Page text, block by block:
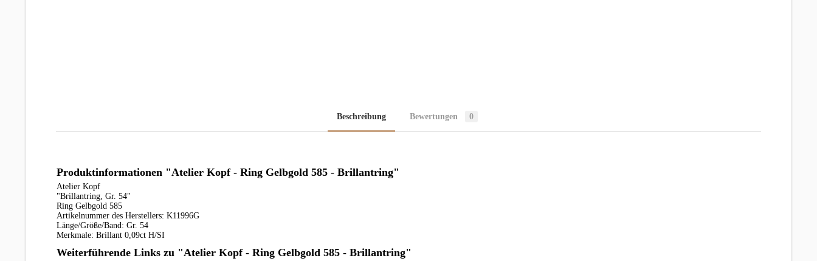
Beschreibung Bewertungen 0
Produktinformationen "Atelier Kopf - Ring Gelbgold 585 - Brillantring"
Atelier Kopf
"Brillantring, Gr. 54"
Ring Gelbgold 585
Artikelnummer des Herstellers: K11996G
Länge/Größe/Band: Gr. 54
Merkmale: Brillant 0,09ct H/SI
Weiterführende Links zu "Atelier Kopf - Ring Gelbgold 585 - Brillantring"